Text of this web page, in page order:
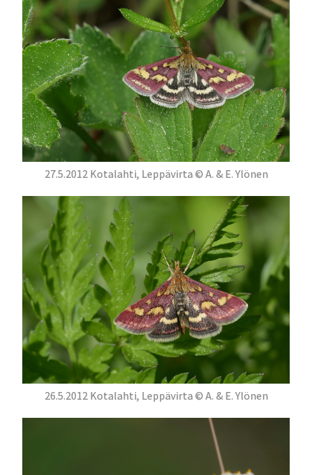
27.5.2012 Kotalahti, Leppävirta © A. & E. Ylönen
26.5.2012 Kotalahti, Leppävirta © A. & E. Ylönen